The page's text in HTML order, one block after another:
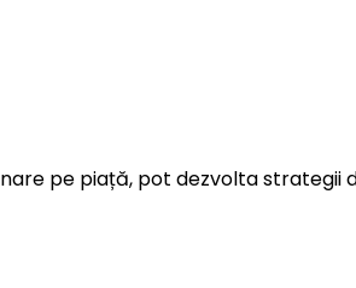
pe piață, pot dezvolta strategii